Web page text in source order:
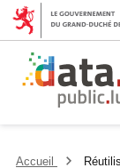
Accueil